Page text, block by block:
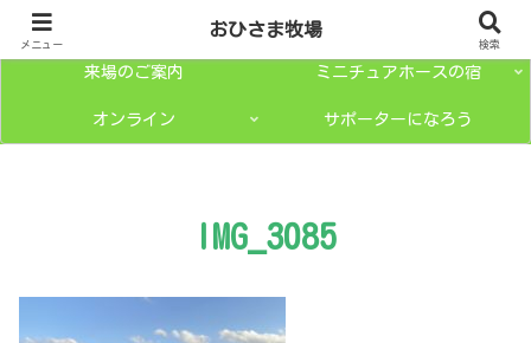
ミニチュアホースとは？
来場のご案内 ミニチュアホースの宿
オンライン サポーターになろう
IMG_3085
メニュー
おひさま牧場
検索